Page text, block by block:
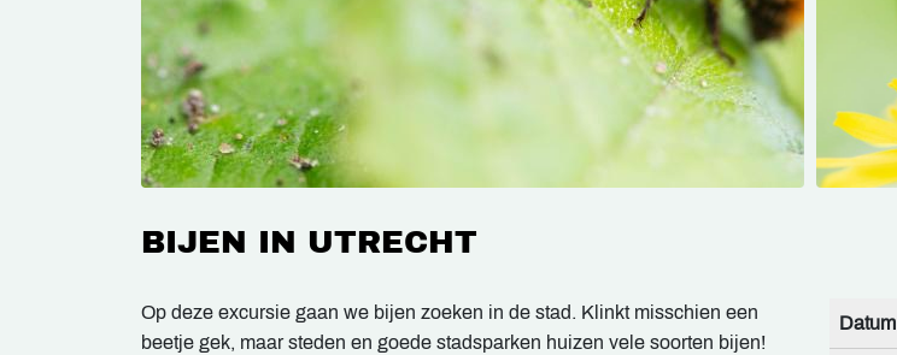
BIJEN IN UTRECHT
Op deze excursie gaan we bijen zoeken in de stad. Klinkt misschien een
beetje gek, maar steden en goede stadsparken huizen vele soorten bijen!
Datum